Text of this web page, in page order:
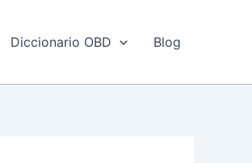
Diccionario OBD Blog